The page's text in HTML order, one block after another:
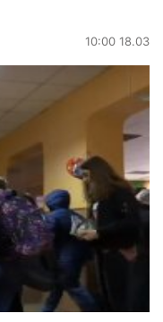
10:00 18.03